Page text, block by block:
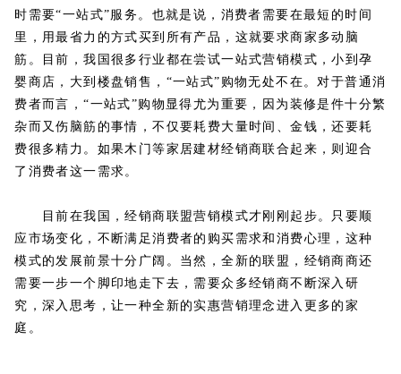
时需要“一站式”服务。也就是说，消费者需要在最短的时间
里，用最省力的方式买到所有产品，这就要求商家多动脑
筋。目前，我国很多行业都在尝试一站式营销模式，小到孕
婴商店，大到楼盘销售，“一站式”购物无处不在。对于普通消
费者而言，“一站式”购物显得尤为重要，因为装修是件十分繁
杂而又伤脑筋的事情，不仅要耗费大量时间、金钱，还要耗
费很多精力。如果木门等家居建材经销商联合起来，则迎合
了消费者这一需求。
目前在我国，经销商联盟营销模式才刚刚起步。只要顺
应市场变化，不断满足消费者的购买需求和消费心理，这种
模式的发展前景十分广阔。当然，全新的联盟，经销商商还
需要一步一个脚印地走下去，需要众多经销商不断深入研
究，深入思考，让一种全新的实惠营销理念进入更多的家
庭。